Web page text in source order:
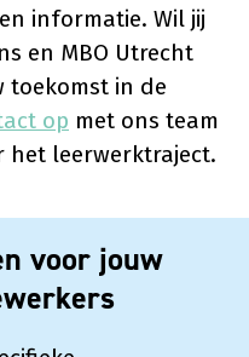
informatie. Wil jij
en MBO Utrecht
toekomst in de
op met ons team
het leerwerktraject.
voor jouw